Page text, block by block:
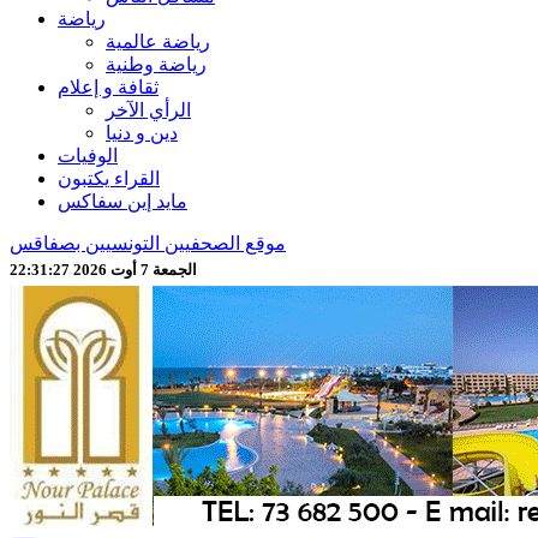
رياضة
رياضة عالمية
رياضة وطنية
ثقافة و إعلام
الرأي الآخر
دين و دنيا
الوفيات
القراء يكتبون
مايد إين سفاكس
موقع الصحفيين التونسيين بصفاقس
الجمعة 7 أوت 2026 22:31:29